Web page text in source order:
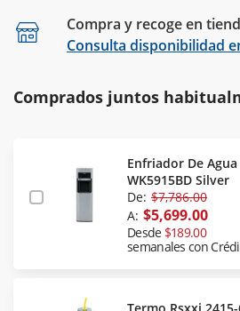
Compra y recoge en
Consulta disponibilidad
Comprados juntos
Enfriador De
WK5915BD Silver
De: $7,786.00
A: $5,699.00
Desde $189.00
semanales con